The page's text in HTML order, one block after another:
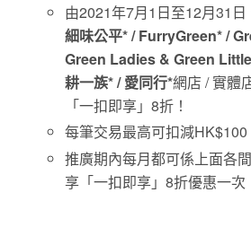
由2021年7月1日至12月31日
細味公平* / FurryGreen* /
Green Ladies & Green
耕一族* / 愛同行*網店 / 實體
「一扣即享」8折！
每筆交易最高可扣減HK$100
推廣期內每月都可係上面各
享「一扣即享」8折優惠一次